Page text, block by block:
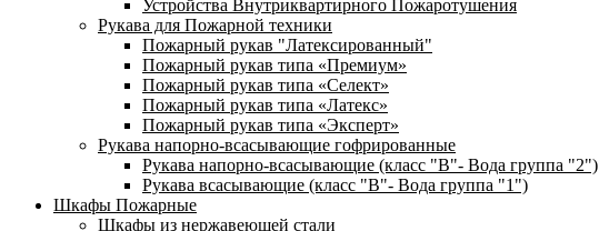
Устройства Внутриквартирного Пожаротушения
Рукава для Пожарной техники
Пожарный рукав "Латексированный"
Пожарный рукав типа «Премиум»
Пожарный рукав типа «Селект»
Пожарный рукав типа «Латекс»
Пожарный рукав типа «Эксперт»
Рукава напорно-всасывающие гофрированные
Рукава напорно-всасывающие (класс "В"- Вода группа "2")
Рукава всасывающие (класс "В"- Вода группа "1")
Шкафы Пожарные
Шкафы из нержавеющей стали